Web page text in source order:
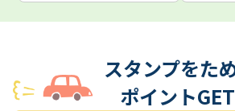
スタンプをた
ポイント